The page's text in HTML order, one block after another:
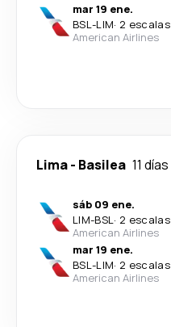
mar 19 ene.
BSL-LIM· 2 escalas
American Airlines
Lima- Basilea 11 días
sáb 09 ene.
LIM-BSL· 2 escalas
American Airlines
mar 19 ene.
BSL-LIM· 2 escalas
American Airlines